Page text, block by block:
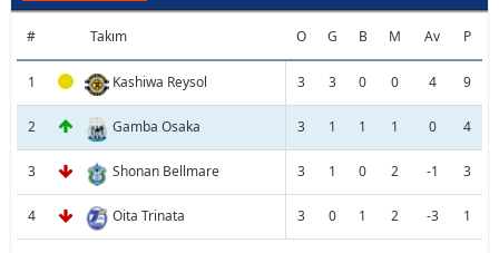
# Takım O G B M Av P
1 Kashiwa Reysol 3 3 0 0 4 9
2 Gamba Osaka 3 1 1 1 0 4
3 Shonan Bellmare 3 1 0 2 -1 3
4 Oita Trinata 3 0 1 2 -3 1